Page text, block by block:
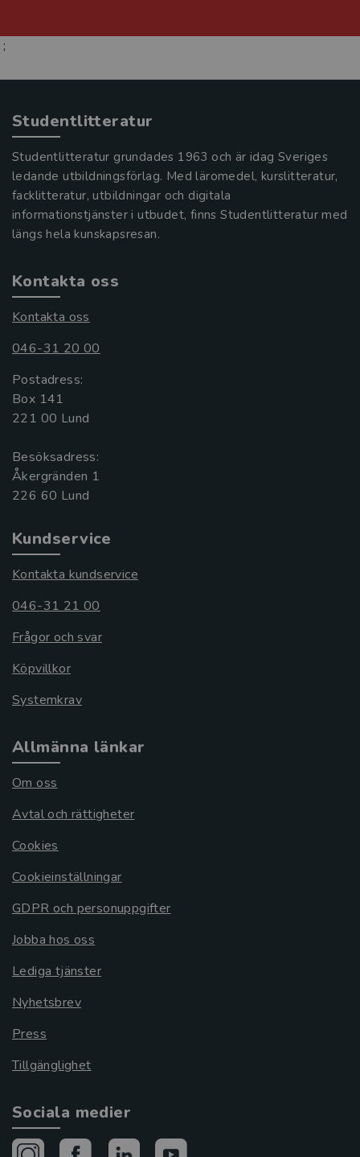
;
Studentlitteratur
Studentlitteratur grundades 1963 och är idag Sveriges
ledande utbildningsförlag. Med läromedel, kurslitteratur,
facklitteratur, utbildningar och digitala
informationstjänster i utbudet, finns Studentlitteratur med
längs hela kunskapsresan.
Kontakta oss
Kontakta oss
046-31 20 00
Postadress:
Box 141
221 00 Lund
Besöksadress:
Åkergränden 1
Kundservice
Kontakta kundservice
046-31 21 00
Frågor och svar
Köpvillkor
Systemkrav
Allmänna länkar
Om oss
Avtal och rättigheter
Cookies
Cookieinställningar
GDPR och personuppgifter
Jobba hos oss
Lediga tjänster
Nyhetsbrev
Press
Tillgänglighet
Sociala medier